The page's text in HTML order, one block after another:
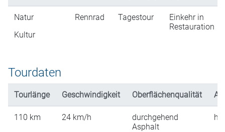
Natur
Kultur
Rennrad Tagestour
Einkehr in
Restauration
Tourdaten
Tourlänge Geschwindigkeit Oberflächenqualität
110 km 24 km/h
durchgehend
Asphalt